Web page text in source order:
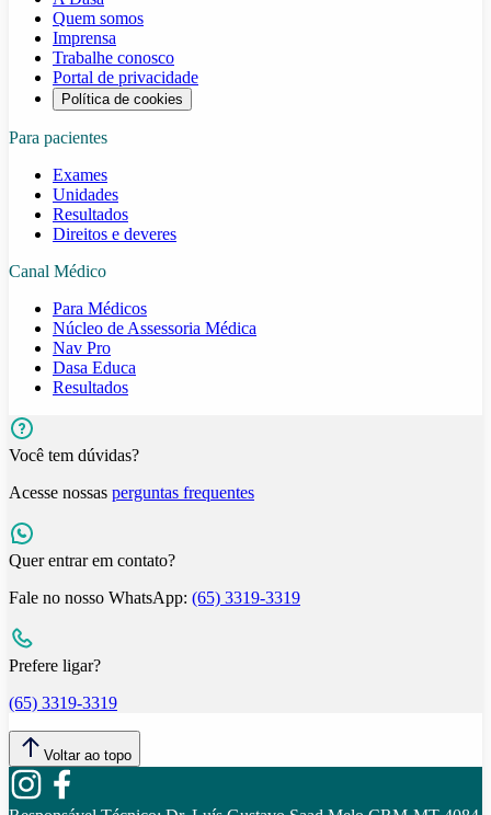
Quem somos
Imprensa
Trabalhe conosco
Portal de privacidade
Política de cookies
Para pacientes
Exames
Unidades
Resultados
Direitos e deveres
Canal Médico
Para Médicos
Núcleo de Assessoria Médica
Nav Pro
Dasa Educa
Resultados
Você tem dúvidas?
Acesse nossas perguntas frequentes
Quer entrar em contato?
Fale no nosso WhatsApp: (65) 3319-3319
Prefere ligar?
(65) 3319-3319
Voltar ao topo